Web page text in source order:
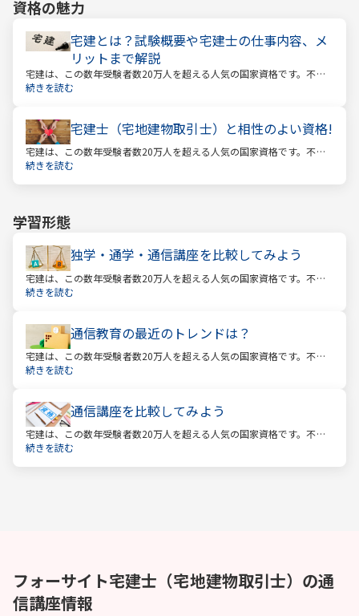
資格の魅力
宅建とは？試験概要や宅建士の仕事内容、メ
リットまで解説
宅建は、この数年受験者数20万人を超える人気の国家資格です。不動
産業に携わる人をはじめ、他業種、学生、主婦まで、さまざまな方が
続きを読む
宅建士（宅地建物取引士）と相性のよい資格!
宅建は、この数年受験者数20万人を超える人気の国家資格です。不動
産業に携わる人をはじめ、他業種、学生、主婦まで、さまざまな方が
続きを読む
学習形態
独学・通学・通信講座を比較してみよう
宅建は、この数年受験者数20万人を超える人気の国家資格です。不動
産業に携わる人をはじめ、他業種、学生、主婦まで、さまざまな方が
続きを読む
通信教育の最近のトレンドは？
宅建は、この数年受験者数20万人を超える人気の国家資格です。不動
産業に携わる人をはじめ、他業種、学生、主婦まで、さまざまな方が
続きを読む
通信講座を比較してみよう
宅建は、この数年受験者数20万人を超える人気の国家資格です。不動
産業に携わる人をはじめ、他業種、学生、主婦まで、さまざまな方が
続きを読む
フォーサイト宅建士（宅地建物取引士） の通
信講座情報